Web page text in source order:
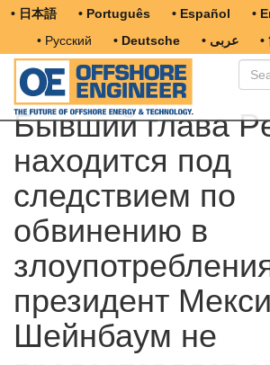
• 日本語 • Português • Español •
• Русский
• Deutsche • عربى •
Бывший глава
находится под
следствием по
обвинению в
президент
Шейнбаум не